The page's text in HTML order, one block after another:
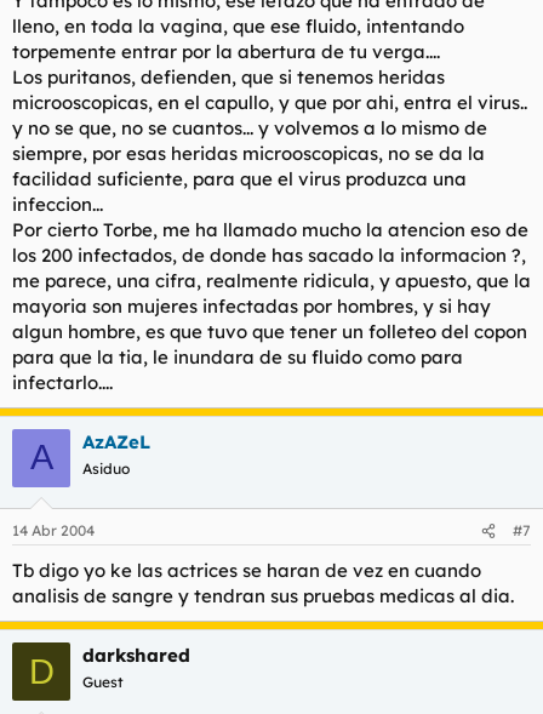
lleno, en toda la vagina, que ese fluido, intentando
torpemente entrar por la abertura de tu verga....
Los puritanos, defienden, que si tenemos heridas
microoscopicas, en el capullo, y que por ahi, entra el virus..
y no se que, no se cuantos... y volvemos a lo mismo de
siempre, por esas heridas microoscopicas, no se da la
facilidad suficiente, para que el virus produzca una
infeccion...
Por cierto Torbe, me ha llamado mucho la atencion eso de
los 200 infectados, de donde has sacado la informacion ?,
me parece, una cifra, realmente ridicula, y apuesto, que la
mayoria son mujeres infectadas por hombres, y si hay
algun hombre, es que tuvo que tener un folleteo del copon
para que la tia, le inundara de su fluido como para
infectarlo....
A AzAZeL
Asiduo
14 Abr 2004 #7
Tb digo yo ke las actrices se haran de vez en cuando
analisis de sangre y tendran sus pruebas medicas al dia.
D darkshared
Guest